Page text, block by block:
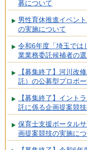
募について
男性育休推進イベン
の実施について
令和6年度「埼玉では
業業務委託候補者の
【募集終了】河川改
託）の公募型プロポ
【募集終了】イント
託に係る企画提案競
保育士支援ポータル
画提案競技の実施に